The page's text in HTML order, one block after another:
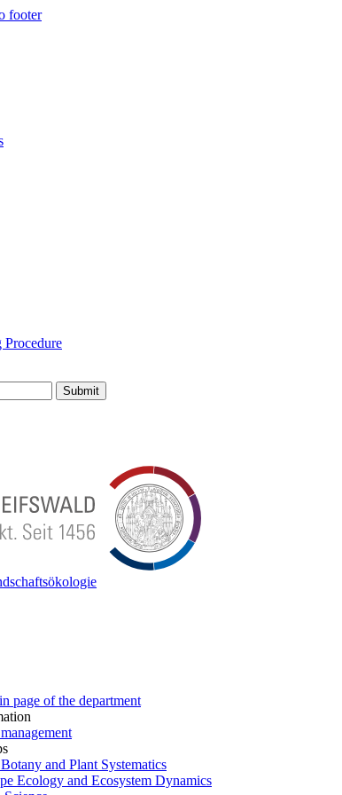
footer
Submit
page of the department
and Plant Systematics
Ecology and Ecosystem Dynamics